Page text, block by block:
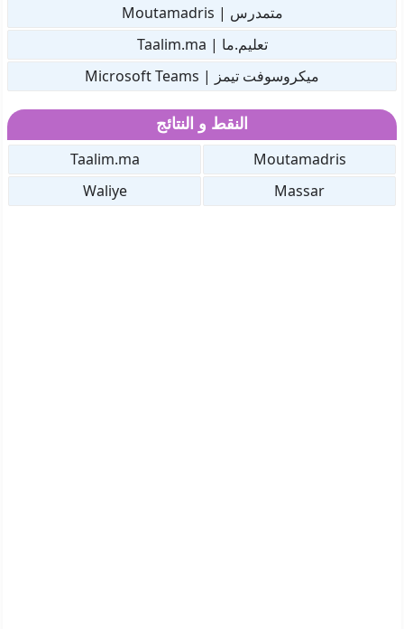
متمدرس | Moutamadris
تعليم.ما | Taalim.ma
ميكروسوفت تيمز | Microsoft Teams
النقط و النتائج
Moutamadris
Taalim.ma
Massar
Waliye